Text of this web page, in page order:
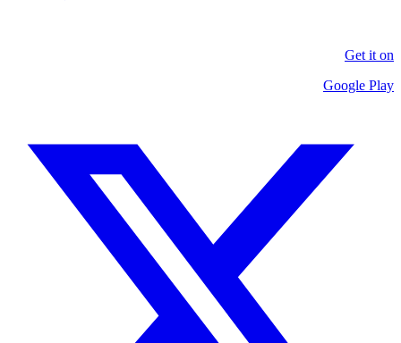
Get it on
Google Play